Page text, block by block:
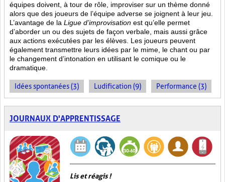
équipes doivent, à tour de rôle, improviser sur un thème donné
alors que des joueurs de l’équipe adverse se joignent à leur jeu.
L’avantage de la Ligue d’improvisation est qu’elle permet
d’aborder un ou des sujets de façon verbale, mais aussi grâce
aux actions exécutées par les élèves. Les joueurs peuvent
également transmettre leurs idées par le mime, le chant ou par
le changement d’intonation en utilisant le comique ou le
dramatique.
Idées spontanées (3) Ludification (9) Performance (3)
JOURNAUX D'APPRENTISSAGE
Lis et réagis !